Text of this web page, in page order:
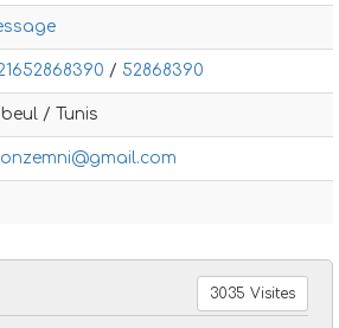
/ 52868390
/ Tunis
3035 Visites